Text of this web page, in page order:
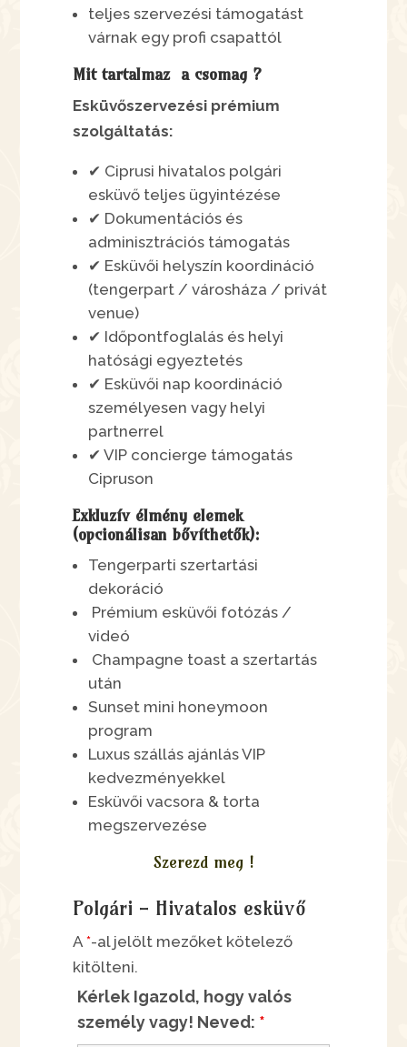
teljes szervezési támogatást
várnak egy profi csapattól
Mit tartalmaz a csomag ?
Esküvőszervezési prémium
szolgáltatás:
✔ Ciprusi hivatalos polgári
esküvő teljes ügyintézése
✔ Dokumentációs és
adminisztrációs támogatás
✔ Esküvői helyszín koordináció
(tengerpart / városháza / privát
venue)
✔ Időpontfoglalás és helyi
hatósági egyeztetés
✔ Esküvői nap koordináció
személyesen vagy helyi
partnerrel
✔ VIP concierge támogatás
Cipruson
Exkluzív élmény elemek
(opcionálisan bővíthetők):
Tengerparti szertartási
dekoráció
Prémium esküvői fotózás /
videó
Champagne toast a szertartás
után
Sunset mini honeymoon
program
Luxus szállás ajánlás VIP
kedvezményekkel
Esküvői vacsora & torta
megszervezése
Szerezd meg !
Polgári - Hivatalos esküvő
A*-al jelölt mezőket kötelező
kitölteni.
Kérlek Igazold, hogy valós
személy vagy! Neved: *